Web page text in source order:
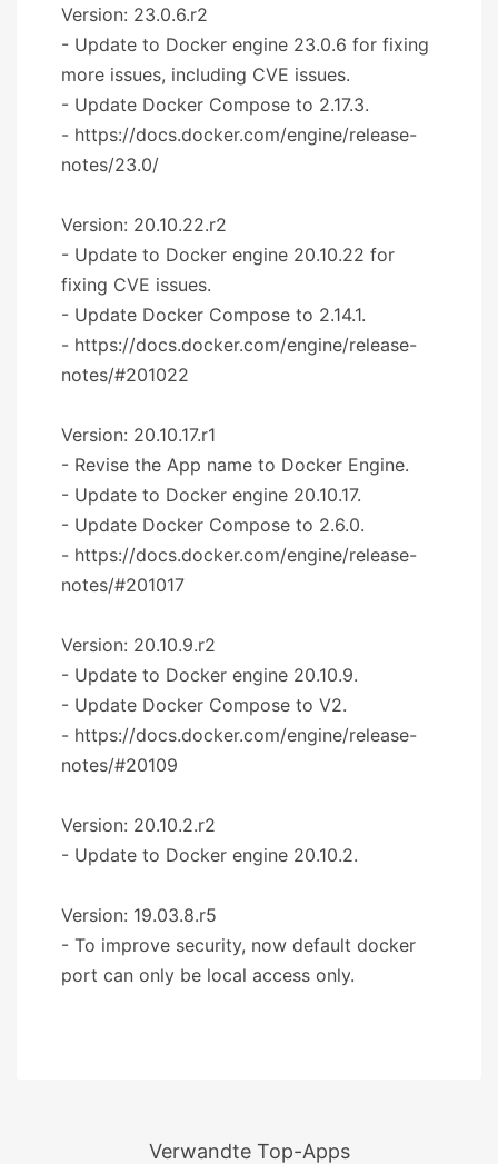
Version: 23.0.6.r2
- Update to Docker engine 23.0.6 for fixing
more issues, including CVE issues.
- Update Docker Compose to 2.17.3.
- https://docs.docker.com/engine/release-
notes/23.0/
Version: 20.10.22.r2
- Update to Docker engine 20.10.22 for
fixing CVE issues.
- Update Docker Compose to 2.14.1.
- https://docs.docker.com/engine/release-
notes/#201022
Version: 20.10.17.r1
- Revise the App name to Docker Engine.
- Update to Docker engine 20.10.17.
- Update Docker Compose to 2.6.0.
- https://docs.docker.com/engine/release-
notes/#201017
Version: 20.10.9.r2
- Update to Docker engine 20.10.9.
- Update Docker Compose to V2.
- https://docs.docker.com/engine/release-
notes/#20109
Version: 20.10.2.r2
- Update to Docker engine 20.10.2.
Version: 19.03.8.r5
- To improve security, now default docker
port can only be local access only.
Verwandte Top-Apps